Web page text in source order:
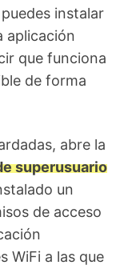
instalar
aplicación
que funciona
de forma
abre la
superusuario
un
de acceso
WiFi a las que